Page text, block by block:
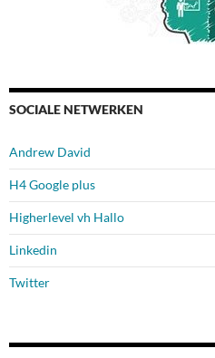
SOCIALE NETWERKEN
Andrew David
H4 Google plus
Higherlevel vh Hallo
Linkedin
Twitter